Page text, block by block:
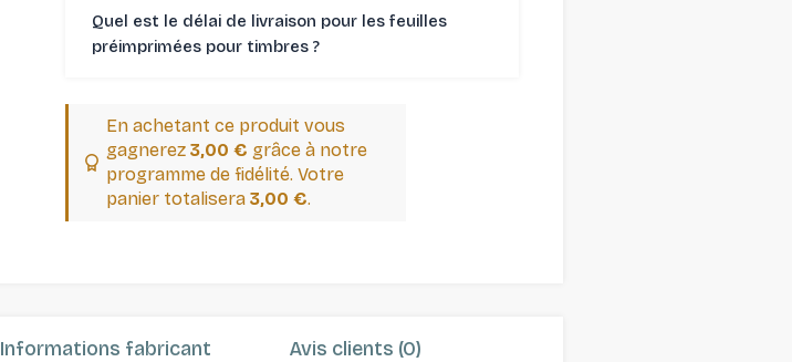
Quel est le délai de livraison pour les feuilles
préimprimées pour timbres ⁠?
En achetant ce produit vous
gagnerez 3,00 € grâce à notre
programme de fidélité. Votre
panier totalisera 3,00 €.
Informations fabricant Avis clients (0)